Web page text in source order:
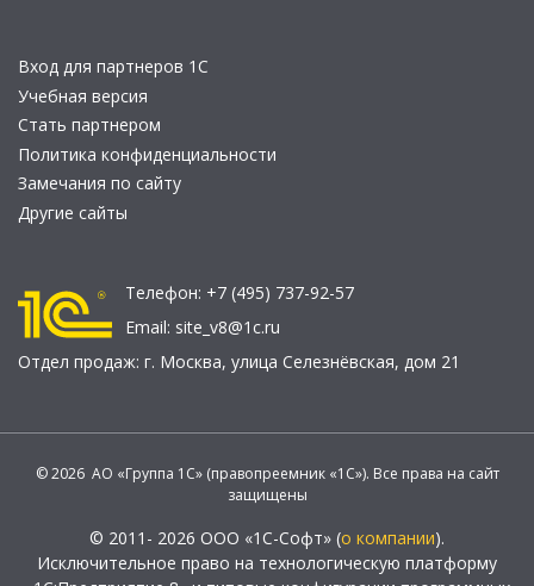
Вход для партнеров 1С
Учебная версия
Стать партнером
Политика конфиденциальности
Замечания по сайту
Другие сайты
Телефон: +7 (495) 737-92-57
Email: site_v8@1c.ru
Отдел продаж: г. Москва, улица Селезнёвская, дом 21
© 2026 АО «Группа 1С» (правопреемник «1С»). Все права на сайт
защищены
© 2011- 2026 ООО «1С-Софт» (о компании).
Исключительное право на технологическую платформу